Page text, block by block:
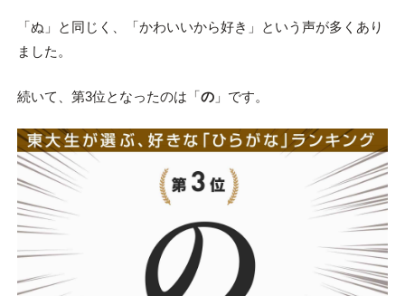
「ぬ」と同じく、「かわいいから好き」という声が多くあり
ました。
続いて、第3位となったのは「の」です。